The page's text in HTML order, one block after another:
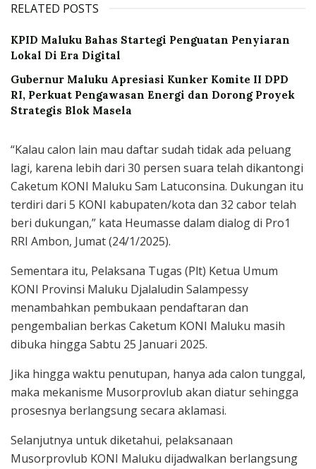
RELATED POSTS
KPID Maluku Bahas Startegi Penguatan Penyiaran
Lokal Di Era Digital
Gubernur Maluku Apresiasi Kunker Komite II DPD
RI, Perkuat Pengawasan Energi dan Dorong Proyek
Strategis Blok Masela
“Kalau calon lain mau daftar sudah tidak ada peluang
lagi, karena lebih dari 30 persen suara telah dikantongi
Caketum KONI Maluku Sam Latuconsina. Dukungan itu
terdiri dari 5 KONI kabupaten/kota dan 32 cabor telah
beri dukungan,” kata Heumasse dalam dialog di Pro1
RRI Ambon, Jumat (24/1/2025).
Sementara itu, Pelaksana Tugas (Plt) Ketua Umum
KONI Provinsi Maluku Djalaludin Salampessy
menambahkan pembukaan pendaftaran dan
pengembalian berkas Caketum KONI Maluku masih
dibuka hingga Sabtu 25 Januari 2025.
Jika hingga waktu penutupan, hanya ada calon tunggal,
maka mekanisme Musorprovlub akan diatur sehingga
prosesnya berlangsung secara aklamasi.
Selanjutnya untuk diketahui, pelaksanaan
Musorprovlub KONI Maluku dijadwalkan berlangsung